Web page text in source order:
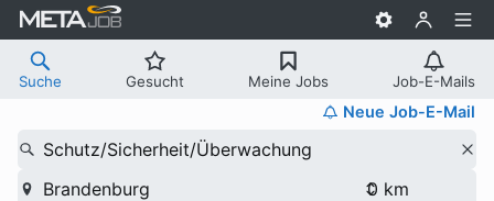
Suche Gesucht Meine Jobs Job-E-Mails
Neue Job-E-Mail
Schutz/Sicherheit/Überwachung
Brandenburg